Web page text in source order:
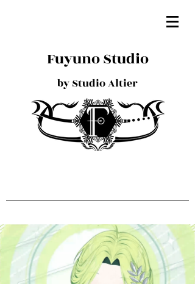
Fuyuno Studio
by Studio Altier